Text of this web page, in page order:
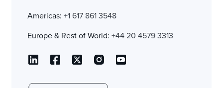
Americas: +1 617 861 3548
Europe & Rest of World: +44 20 4579 3313